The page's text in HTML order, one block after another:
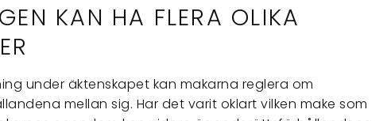
KAN HA FLERA OLIKA
under äktenskapet kan makarna reglera om
mellan sig. Har det varit oklart vilken make som